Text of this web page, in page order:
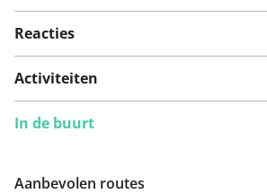
Reacties
Activiteiten
In de buurt
Aanbevolen routes